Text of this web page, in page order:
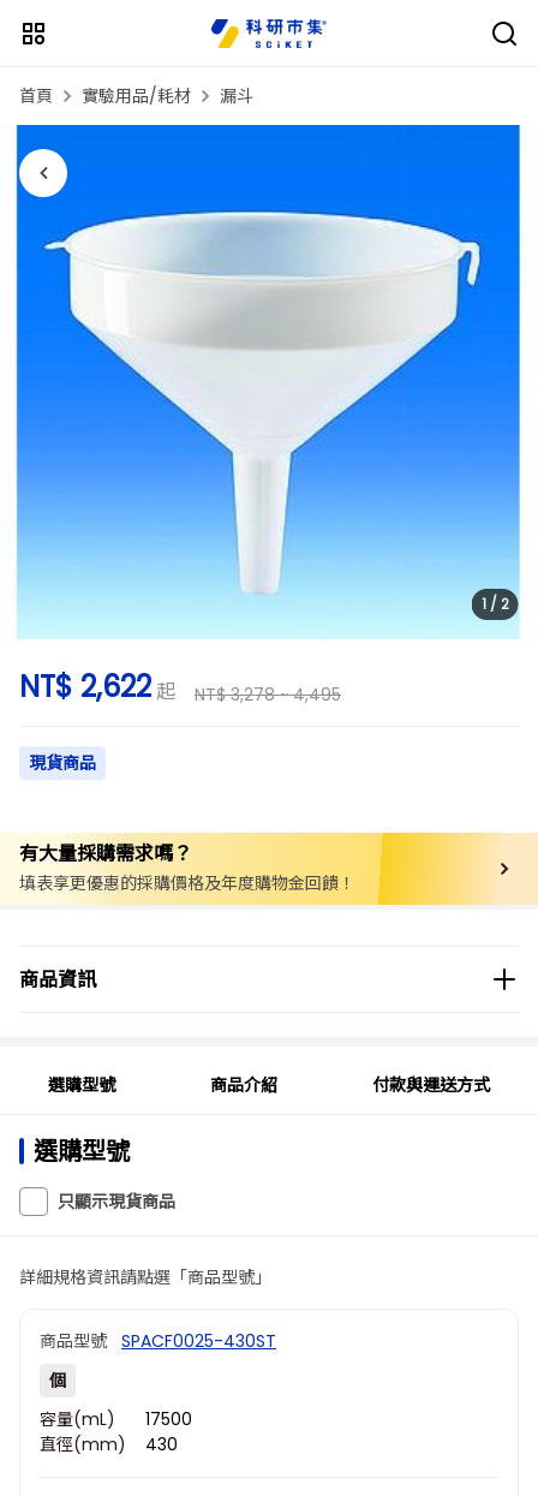
首頁 實驗用品/耗材 漏斗
1/ 2
NT$ 2,622起 NT$ 3,278 ~ 4,495
現貨商品
有大量採購需求嗎？
填表享更優惠的採購價格及年度購物金回饋！
商品資訊
商品分類
選購型號 商品介紹 付款與運送方式
選購型號
只顯示現貨商品
詳細規格資訊請點選「商品型號」
商品型號 SPACF0025-430ST
個
容量(mL)
17500
直徑(mm)
430